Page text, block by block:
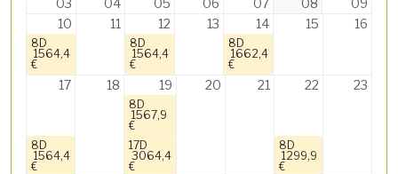
10
8D
1564,4
€
11 12
8D
1564,4
€
13 14
8D
1662,4
€
15 16
17
8D
1564,4
€
18 19
8D
1567,9
€
17D
3064,4
€
20 21 22
8D
1299,9
€
23